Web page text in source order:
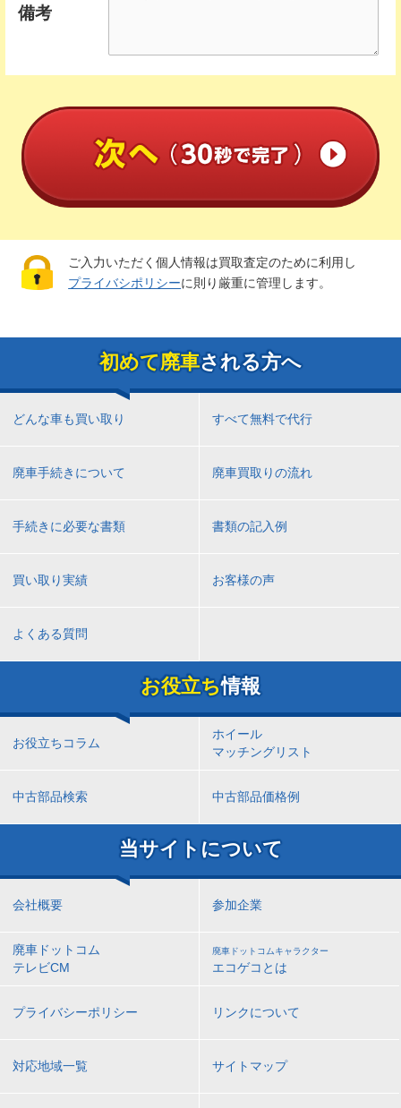
備考
ご入力いただく個人情報は買取査定のために利用し
プライバシポリシーに則り厳重に管理します。
初めて廃車される方へ
どんな車も買い取り すべて無料で代行
廃車手続きについて 廃車買取りの流れ
手続きに必要な書類 書類の記入例
買い取り実績 お客様の声
よくある質問
お役立ち情報
お役立ちコラム
ホイール
マッチングリスト
中古部品検索 中古部品価格例
当サイトについて
会社概要 参加企業
廃車ドットコム
テレビCM
廃車ドットコムキャラクター
エコゲコとは
プライバシーポリシー リンクについて
対応地域一覧 サイトマップ